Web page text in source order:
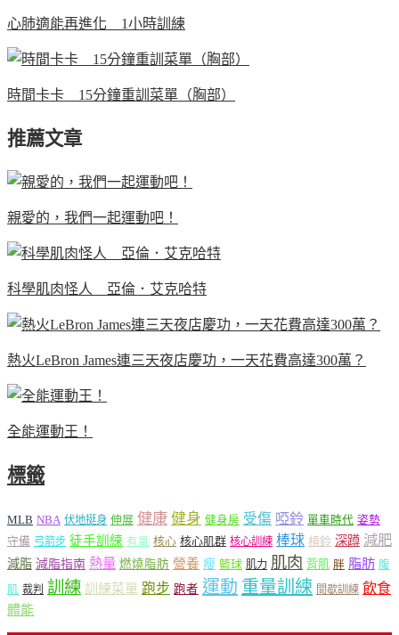
心肺適能再進化 1小時訓練
時間卡卡 15分鐘重訓菜單（胸部）
推薦文章
親愛的，我們一起運動吧！
科學肌肉怪人 亞倫．艾克哈特
熱火LeBron James連三天夜店慶功，一天花費高達300萬？
全能運動王！
標籤
MLB NBA 伏地挺身 伸展 健康 健身 健身房 受傷 啞鈴 單車時代 姿勢
守備 弓箭步 徒手訓練 有氧 核心 核心肌群 核心訓練 棒球 槓鈴 深蹲 減肥
減脂 減脂指南 熱量 燃燒脂肪 營養 瘦 籃球 肌力 肌肉 背肌 胖 脂肪 腹
肌 裁判 訓練 訓練菜單 跑步 跑者 運動 重量訓練 間歇訓練 飲食
體能